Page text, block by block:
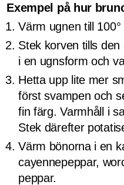
Exempel på hur
Värm ugnen till
Stek korven tills
i en ugnsform och
Hetta upp lite mer
först svampen och
fin färg. Varmhåll i
Stek därefter
Värm bönorna i en
cayennepeppar,
peppar.